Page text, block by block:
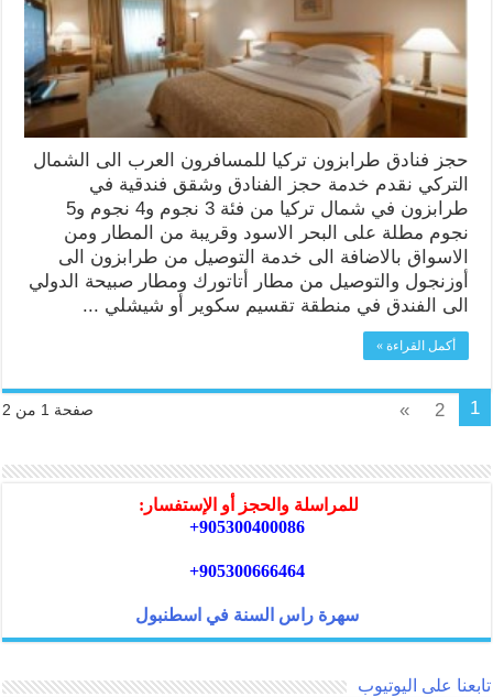
حجز فنادق طرابزون تركيا للمسافرون العرب الى الشمال
التركي نقدم خدمة حجز الفنادق وشقق فندقية في
طرابزون في شمال تركيا من فئة 3 نجوم و4 نجوم و5
نجوم مطلة على البحر الاسود وقريبة من المطار ومن
الاسواق بالاضافة الى خدمة التوصيل من طرابزون الى
أوزنجول والتوصيل من مطار أتاتورك ومطار صبيحة الدولي
الى الفندق في منطقة تقسيم سكوير أو شيشلي ...
أكمل القراءة »
صفحة 1 من 2 1
2
»
للمراسلة والحجز أو الإستفسار:
905300400086+
905300666464+
سهرة راس السنة في اسطنبول
تابعنا على اليوتيوب